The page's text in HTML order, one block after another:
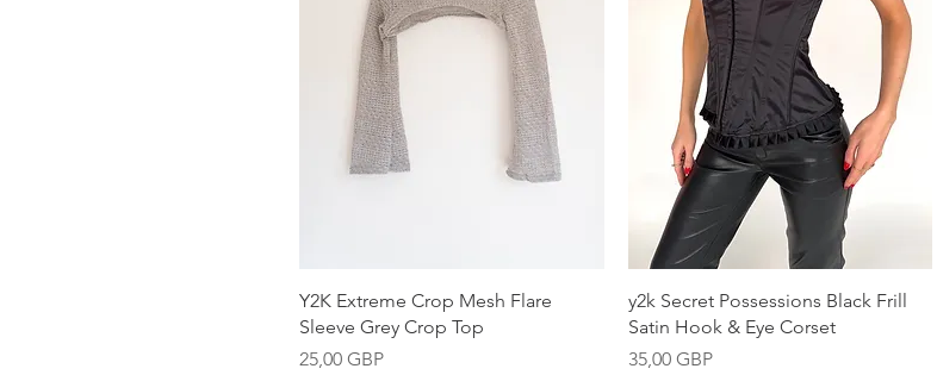
Vista rápida
Y2K Extreme Crop Mesh Flare
Sleeve Grey Crop Top
Precio
25,00 GBP
Vista rápida
y2k Secret Possessions Black Frill
Satin Hook & Eye Corset
Precio
35,00 GBP